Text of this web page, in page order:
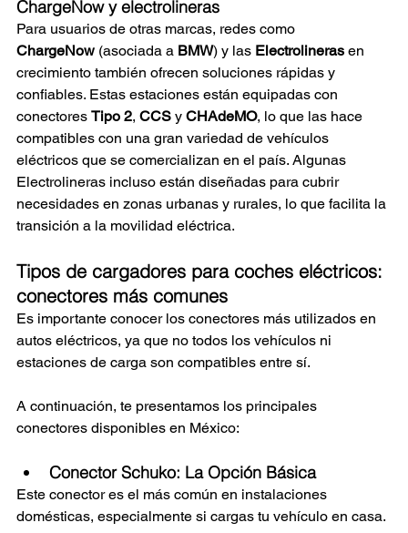
ChargeNow y electrolineras
Para usuarios de otras marcas, redes como
ChargeNow (asociada a BMW) y las Electrolineras en
crecimiento también ofrecen soluciones rápidas y
confiables. Estas estaciones están equipadas con
conectores Tipo 2, CCS y CHAdeMO, lo que las hace
compatibles con una gran variedad de vehículos
eléctricos que se comercializan en el país. Algunas
Electrolineras incluso están diseñadas para cubrir
necesidades en zonas urbanas y rurales, lo que facilita la
transición a la movilidad eléctrica.
Tipos de cargadores para coches eléctricos:
conectores más comunes
Es importante conocer los conectores más utilizados en
autos eléctricos, ya que no todos los vehículos ni
estaciones de carga son compatibles entre sí.
A continuación, te presentamos los principales
conectores disponibles en México:
Conector Schuko: La Opción Básica
Este conector es el más común en instalaciones
domésticas, especialmente si cargas tu vehículo en casa.